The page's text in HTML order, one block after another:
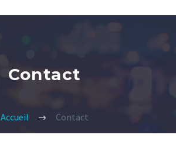
Contact
Accueil Contact